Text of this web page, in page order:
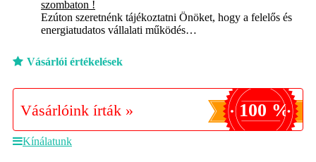
szombaton !
Ezúton szeretnénk tájékoztatni Önöket, hogy a felelős és
energiatudatos vállalati működés…
Vásárlói értékelések
Vásárlóink írták » 100 %
Kínálatunk